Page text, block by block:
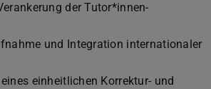
der Tutor*innen-
und Integration internationaler
einheitlichen Korrektur- und